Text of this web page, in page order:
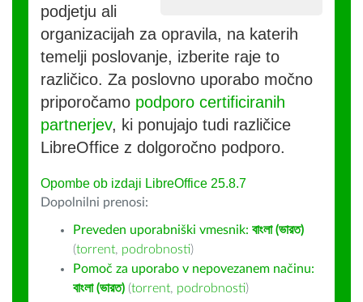
podjetju ali
organizacijah za opravila, na katerih
temelji poslovanje, izberite raje to
različico. Za poslovno uporabo močno
priporočamo podporo certificiranih
partnerjev, ki ponujajo tudi različice
LibreOffice z dolgoročno podporo.
Opombe ob izdaji LibreOffice 25.8.7
Dopolnilni prenosi:
Preveden uporabniški vmesnik: বাংলা (ভারত)
(torrent, podrobnosti)
Pomoč za uporabo v nepovezanem načinu:
বাংলা (ভারত) (torrent, podrobnosti)